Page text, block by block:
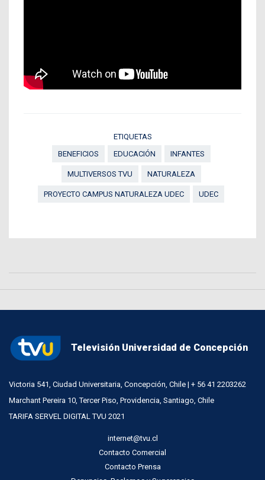
ETIQUETAS
BENEFICIOS
EDUCACIÓN INFANTES
MULTIVERSOS TVU NATURALEZA
PROYECTO CAMPUS NATURALEZA UDEC UDEC
Televisión Universidad de Concepción
Victoria 541, Ciudad Universitaria, Concepción, Chile | + 56 41 2203262
Marchant Pereira 10, Tercer Piso, Providencia, Santiago, Chile
TARIFA SERVEL DIGITAL TVU 2021
internet@tvu.cl
Contacto Comercial
Contacto Prensa